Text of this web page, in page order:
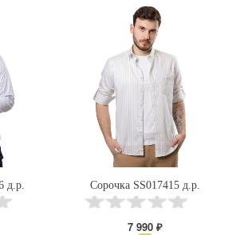
д.р. Сорочка SS017415 д.р.
7 990 ₽